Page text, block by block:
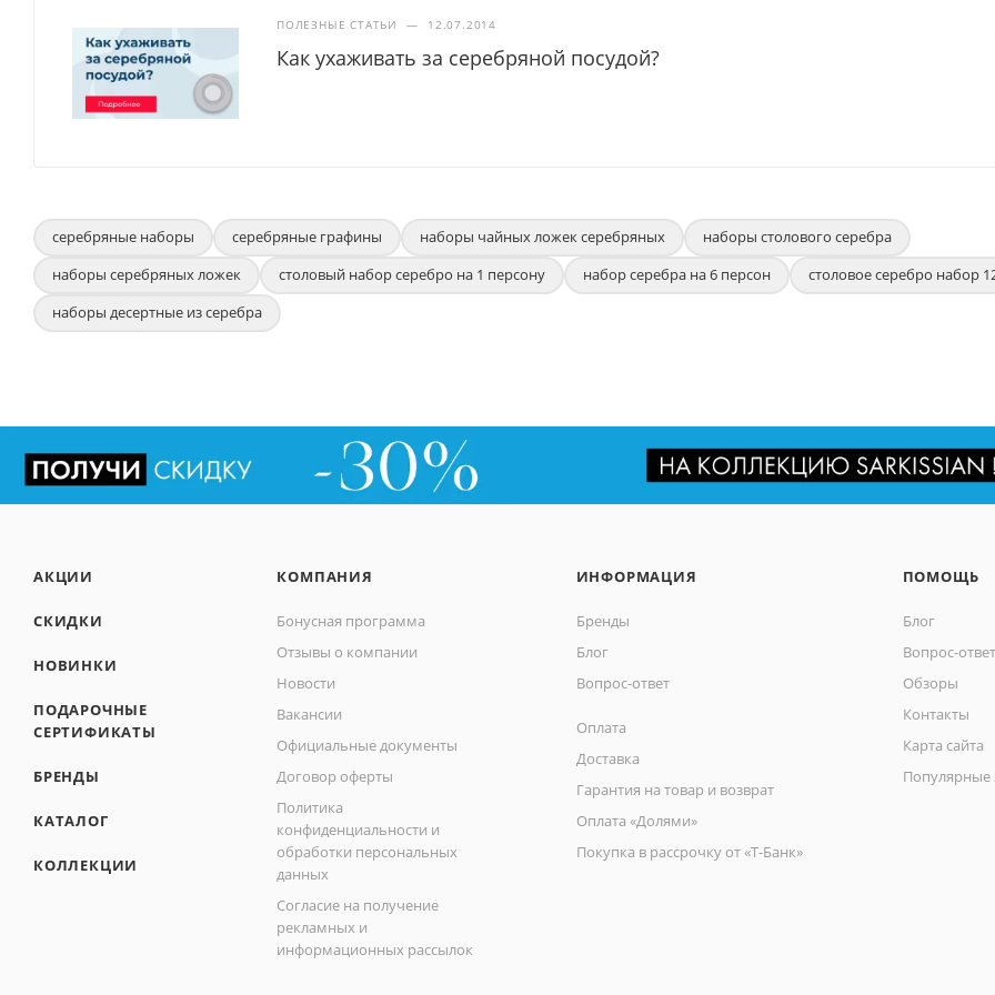
ПОЛЕЗНЫЕ СТАТЬИ — 12.07.2014
Как ухаживать за серебряной посудой?
серебряные наборы серебряные графины наборы чайных ложек серебряных
наборы столового серебра
наборы серебряных ложек
столовый набор серебро на 1 персону набор серебра на 6 персон
столовое серебро набор
наборы десертные из серебра
АКЦИИ
СКИДКИ
НОВИНКИ
ПОДАРОЧНЫЕ
СЕРТИФИКАТЫ
БРЕНДЫ
КАТАЛОГ
КОЛЛЕКЦИИ
КОМПАНИЯ
Бонусная программа
Отзывы о компании
Новости
Вакансии
Официальные документы
Договор оферты
Политика
конфиденциальности и
обработки персональных
данных
Согласие на получение
рекламных и
информационных рассылок
ИНФОРМАЦИЯ
Бренды
Блог
Вопрос-ответ
Оплата
Доставка
Гарантия на товар и возврат
Оплата «Долями»
Покупка в рассрочку от «Т-Банк»
ПОМОЩЬ
Блог
Вопрос-ответ
Обзоры
Контакты
Карта сайта
Популярные